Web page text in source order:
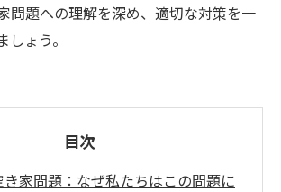
問題への理解を深め、適切な対策を一
ょう。
目次
家問題：なぜ私たちはこの問題に